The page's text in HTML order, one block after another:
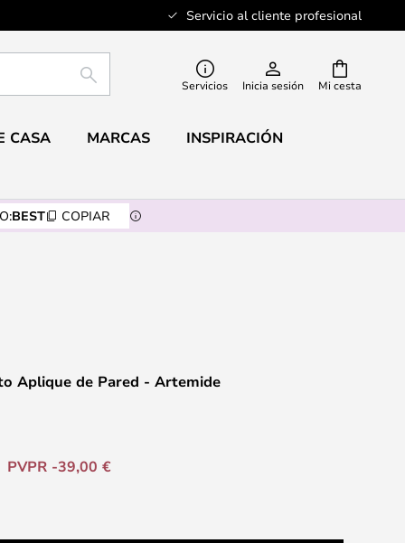
Servicio al cliente profesional
Mi cesta
BUSCAR Servicios Inicia sesión
CASA MARCAS INSPIRACIÓN
BEST COPIAR
Aplique de Pared - Artemide
PVPR -39,00 €